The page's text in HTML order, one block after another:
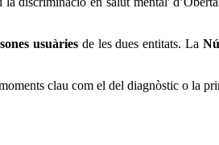
usuàries de les dues entitats. La
clau com el del diagnòstic o la